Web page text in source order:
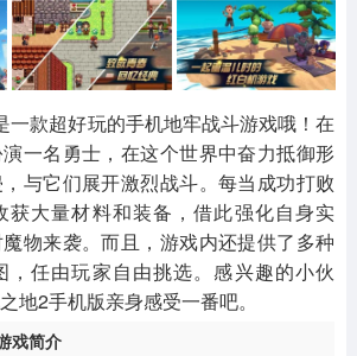
2716款应用
515款应用
游戏助手
515款应用
MOD游戏
1056款应用
一款超好玩的手机地牢战斗游戏哦！在
一名勇士，在这个世界中奋力抵御形
与它们展开激烈战斗。每当成功打败
获大量材料和装备，借此强化自身实
物来袭。而且，游戏内还提供了多种
，任由玩家自由挑选。感兴趣的小伙
地2手机版亲身感受一番吧。
戏简介